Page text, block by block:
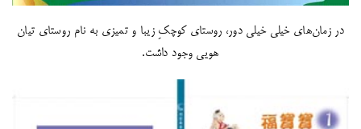
در زمان‌های خیلی خیلی دور، روستای کوچکِ زیبا و تمیزی به نام روستای تیان
هویی وجود داشت.